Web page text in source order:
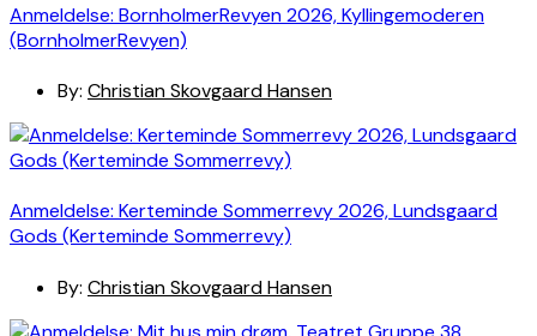
Anmeldelse: BornholmerRevyen 2026, Kyllingemoderen
(BornholmerRevyen)
By: Christian Skovgaard Hansen
Anmeldelse: Kerteminde Sommerrevy 2026, Lundsgaard
Gods (Kerteminde Sommerrevy)
By: Christian Skovgaard Hansen